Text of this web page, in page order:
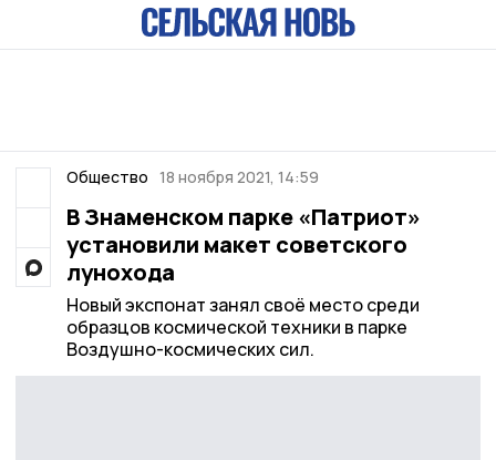
Общество 18 ноября 2021, 14:59
В Знаменском парке «Патриот»
установили макет советского
лунохода
Новый экспонат занял своё место среди
образцов космической техники в парке
Воздушно-космических сил.